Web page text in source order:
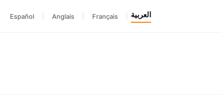
العربية Français
Anglais
Español